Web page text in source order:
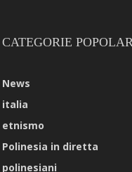
CATEGORIE
News
italia
etnismo
Polinesia in diretta
polinesiani